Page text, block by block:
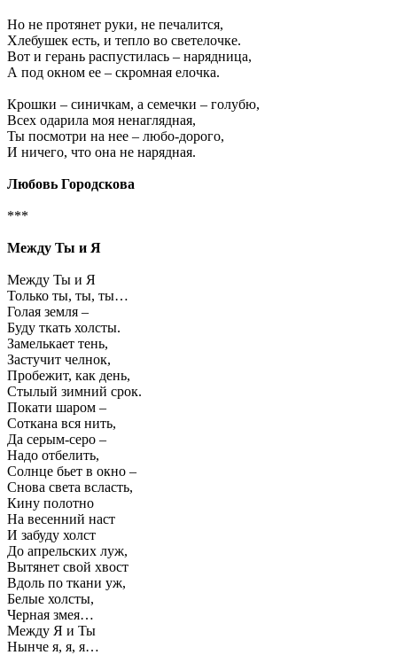
Но не протянет руки, не печалится,
Хлебушек есть, и тепло во светелочке.
Вот и герань распустилась – нарядница,
А под окном ее – скромная елочка.
Крошки – синичкам, а семечки – голубю,
Всех одарила моя ненаглядная,
Ты посмотри на нее – любо-дорого,
И ничего, что она не нарядная.
Любовь Городскова
***
Между Ты и Я
Между Ты и Я
Только ты, ты, ты…
Голая земля –
Буду ткать холсты.
Замелькает тень,
Застучит челнок,
Пробежит, как день,
Стылый зимний срок.
Покати шаром –
Соткана вся нить,
Да серым-серо –
Надо отбелить,
Солнце бьет в окно –
Снова света всласть,
Кину полотно
На весенний наст
И забуду холст
До апрельских луж,
Вытянет свой хвост
Вдоль по ткани уж,
Белые холсты,
Черная змея…
Между Я и Ты
Нынче я, я, я…